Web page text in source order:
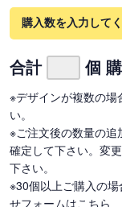
購入数を入力して
合計 個
※デザインが複数の場
い。
※ご注文後の数量の
確定して下さい。変
下さい。
※30個以上ご購入の場
せフォームはこちら